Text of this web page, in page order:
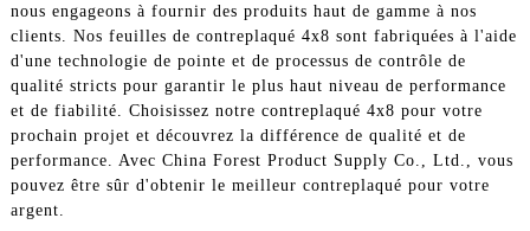
nous engageons à fournir des produits haut de gamme à nos
clients. Nos feuilles de contreplaqué 4x8 sont fabriquées à l'aide
d'une technologie de pointe et de processus de contrôle de
qualité stricts pour garantir le plus haut niveau de performance
et de fiabilité. Choisissez notre contreplaqué 4x8 pour votre
prochain projet et découvrez la différence de qualité et de
performance. Avec China Forest Product Supply Co., Ltd., vous
pouvez être sûr d'obtenir le meilleur contreplaqué pour votre
argent.